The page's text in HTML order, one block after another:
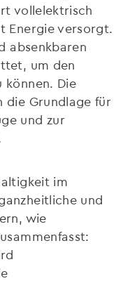
vollelektrisch
Energie versorgt.
absenkbaren
um den
können. Die
die Grundlage für
und zur
im
und
wie